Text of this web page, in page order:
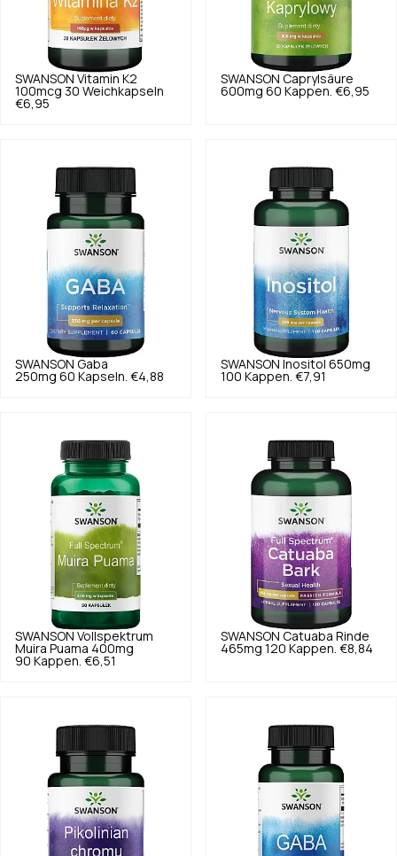
SWANSON Vitamin K2
100mcg 30 Weichkapseln
€6,95
SWANSON Caprylsäure
600mg 60 Kappen. €6,95
SWANSON Gaba
250mg 60 Kapseln. €4,88
SWANSON Inositol 650mg
100 Kappen. €7,91
SWANSON Vollspektrum
Muira Puama 400mg
90 Kappen. €6,51
SWANSON Catuaba Rinde
465mg 120 Kappen. €8,84